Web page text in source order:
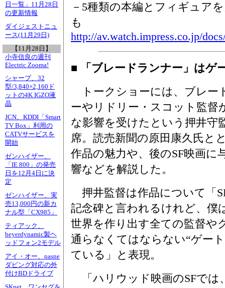
日一覧」11月28日
の更新情報
ダイジェストニュ
ース(11月29日)
【11月28日】
小寺信良の週刊
Electric Zooma!
シャープ、32
型/3,840×2,160ド
ットの4K IGZO液
晶
JCN、KDDI「Smart
TV Box」利用の
CATVサービスを
開始
ゼンハイザー、
「IE 800」の発売
日を12月4日に決
定
ゼンハイザー、実
売13,000円の新カ
ナル型「CX985」
ティアック、
beyerdynamic製ヘ
ッドフォン2モデル
アイ・オー、nasne
ダビング対応の外
付けBDドライブ
－5種類の本編とフィギュア
も
http://av.watch.impress.co.jp/
■ 「ブレードランナー」はゲ
トークショーには、ブレー
ーやリドリー・スコット監督
な影響を受けたという押井守
席。読売新聞の原田康久氏と
作品の魅力や、後のSF映画に
響などを解説した。
押井監督は作品について「
記念碑と言われるけれど、僕
世界を作り出す全ての監督や
通らなくてはならない“ゲー
ている」と表現。
「ハリウッド映画のSFでは